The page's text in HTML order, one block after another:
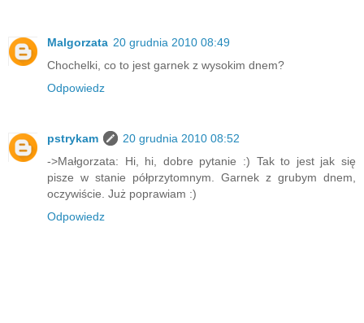
Malgorzata 20 grudnia 2010 08:49
Chochelki, co to jest garnek z wysokim dnem?
Odpowiedz
pstrykam
20 grudnia 2010 08:52
->Małgorzata: Hi, hi, dobre pytanie :) Tak to jest jak się
pisze w stanie półprzytomnym. Garnek z grubym dnem,
oczywiście. Już poprawiam :)
Odpowiedz